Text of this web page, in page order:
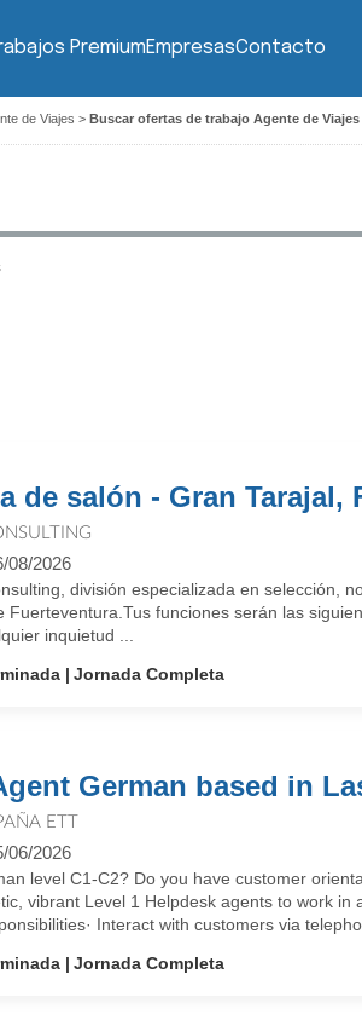
PremiumEmpresasContacto
de Viajes > Buscar ofertas de trabajo Agente de Viajes
de salón - Gran Tarajal,
08/2026
división especializada en selección,
Fuerteventura.Tus funciones serán las
inquietud ...
Jornada Completa
German based in
ETT
06/2026
level C1-C2? Do you have customer
vibrant Level 1 Helpdesk agents to work
Interact with customers via
Jornada Completa